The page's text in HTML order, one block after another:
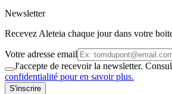
Newsletter
Recevez Aleteia chaque jour dans votre
Votre adresse email
J'accepte de recevoir la newsletter.
confidentialité pour en savoir plus.
S'inscrire